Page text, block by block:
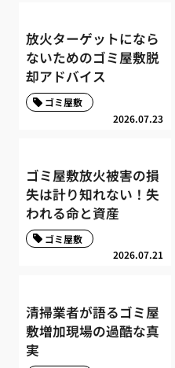
放火ターゲットになら
ないためのゴミ屋敷脱
却アドバイス
2026.07.23
ゴミ屋敷
ゴミ屋敷放火被害の損
失は計り知れない！失
われる命と資産
2026.07.21
ゴミ屋敷
清掃業者が語るゴミ屋
敷増加現場の過酷な真
実